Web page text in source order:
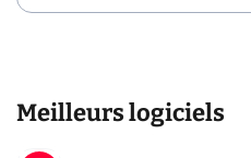
Meilleurs logiciels